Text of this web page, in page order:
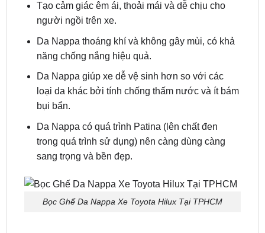
Da Nappa thoáng khí và không gây mùi, có khả
năng chống nắng hiệu quả.
Da Nappa giúp xe dễ vệ sinh hơn so với các
loại da khác bởi tính chống thấm nước và ít bám
bụi bẩn.
Da Nappa có quá trình Patina (lên chất đen
trong quá trình sử dụng) nên càng dùng càng
sang trọng và bền đẹp.
Bọc ghế Nappa xe Toyota Hilux giá bao